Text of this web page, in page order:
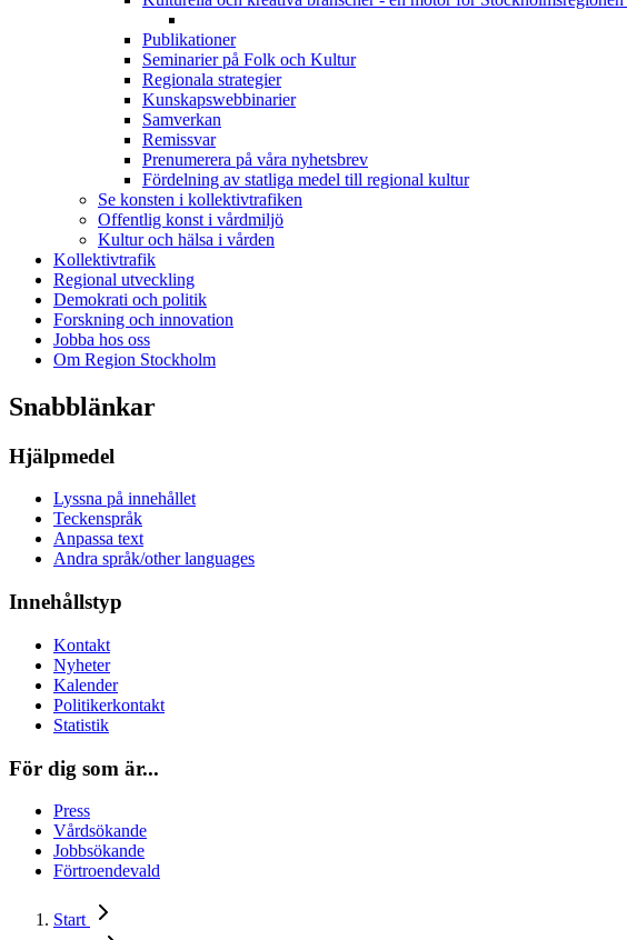
Publikationer
Seminarier på Folk och Kultur
Regionala strategier
Kunskapswebbinarier
Samverkan
Remissvar
Prenumerera på våra nyhetsbrev
Fördelning av statliga medel till regional kultur
Se konsten i kollektivtrafiken
Offentlig konst i vårdmiljö
Kultur och hälsa i vården
Kollektivtrafik
Regional utveckling
Demokrati och politik
Forskning och innovation
Jobba hos oss
Om Region Stockholm
Snabblänkar
Hjälpmedel
Lyssna på innehållet
Teckenspråk
Anpassa text
Andra språk/other languages
Innehållstyp
Kontakt
Nyheter
Kalender
Politikerkontakt
Statistik
För dig som är...
Press
Vårdsökande
Jobbsökande
Förtroendevald
Start